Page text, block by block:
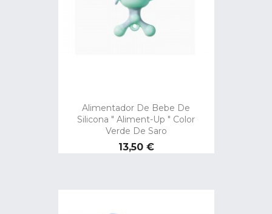
Alimentador De Bebe De
Silicona " Aliment-Up " Color
Verde De Saro
Precio
13,50 €